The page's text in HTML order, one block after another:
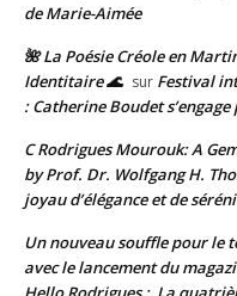
de Marie-Aimée
🌺 La Poésie Créole en
Identitaire 🌊 sur Festival
: Catherine Boudet
C Rodrigues Mourouk: A
by Prof. Dr. Wolfgang H.
joyau d’élégance et de
Un nouveau souffle pour le
avec le lancement du